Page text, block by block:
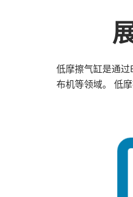
低摩擦气缸是通
布机等领域。 低